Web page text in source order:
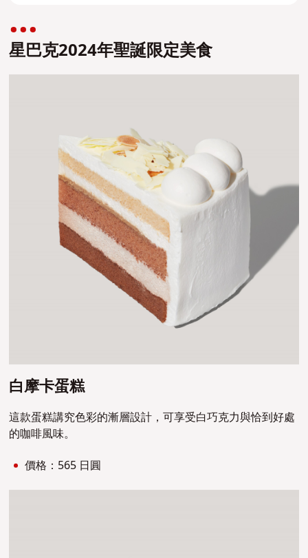
星巴克2024年聖誕限定美食
白摩卡蛋糕
這款蛋糕講究色彩的漸層設計，可享受白巧克力與恰到好處
的咖啡風味。
價格：565 日圓